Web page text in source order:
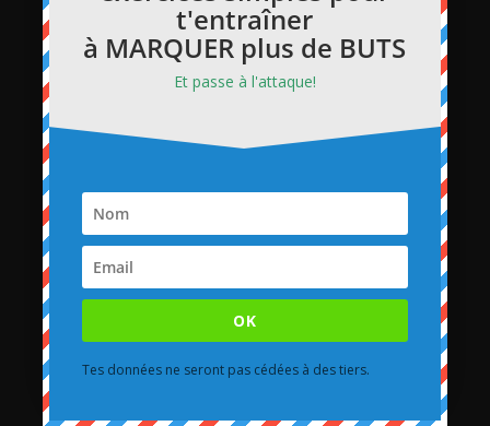
t'entraîner
à MARQUER plus de BUTS
Et passe à l'attaque!
OK
Tes données ne seront pas cédées à des tiers.